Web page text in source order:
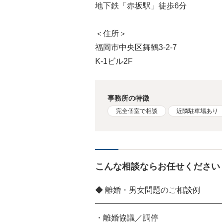
地下鉄「赤坂駅」徒歩6分
＜住所＞
福岡市中央区舞鶴3-2-7
K-1ビル2F
事務所の特徴
完全個室で相談 近隣駐車場あり
こんな相談ならお任せください
◆ 離婚・男女問題のご相談例
・離婚協議／調停